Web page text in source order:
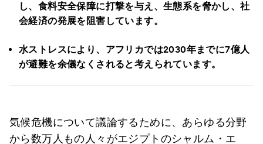
し、食料安全保障に打撃を与え、生態系を脅かし、社
会経済の発展を阻害しています。
水ストレスにより、アフリカでは2030年までに7億人
が避難を余儀なくされると考えられています。
気候危機について議論するために、あらゆる分野
から数万人もの人々がエジプトのシャルム・エ